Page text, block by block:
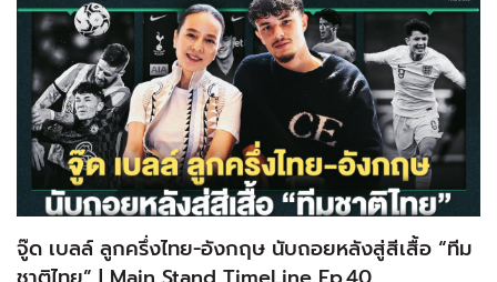
จู๊ด เบลล์ ลูกครึ่งไทย-อังกฤษ นับถอยหลังสู่สีเสื้อ “ทีม